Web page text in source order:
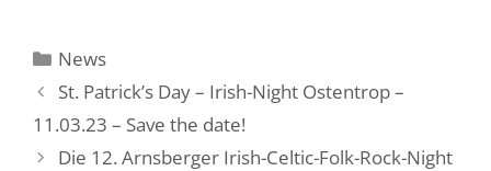
Kategorien
News
St. Patrick’s Day – Irish-Night Ostentrop –
11.03.23 – Save the date!
Die 12. Arnsberger Irish-Celtic-Folk-Rock-Night